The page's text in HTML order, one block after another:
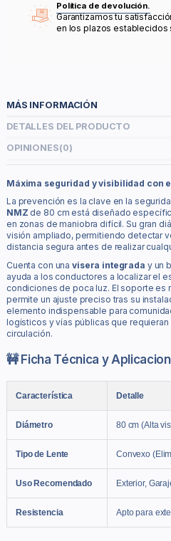
Política de devolución.
Garantizamos tu
en los plazos establecidos
MÁS INFORMACIÓN
DETALLES DEL PRODUCTO
OPINIONES(0)
Máxima seguridad y visibilidad con
La prevención es la clave en la
NMZ de 80 cm está diseñado
en zonas de maniobra difícil. Su gran
visión ampliado, permitiendo detectar
distancia segura antes de realizar
Cuenta con unavisera integrada y un
ayuda a los conductores a localizar el
condiciones de poca luz. El soporte es
permite un ajuste preciso tras su
elemento indispensable para
logísticos y vías públicas que
circulación.
🚧 Ficha Técnica y
Característica Detalle
Diámetro 80 cm (Alta
Tipo de Lente Convexo
Uso Recomendado Exterior,
Resistencia Apto para